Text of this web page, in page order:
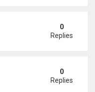
thế giới
0
Replies
ở tuổi 70
0
Replies